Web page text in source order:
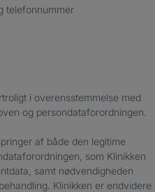
telefonnummer
i overensstemmelse med
og persondataforordningen.
af både den legitime
som Klinikken
samt nødvendigheden
Klinikken er endvidere